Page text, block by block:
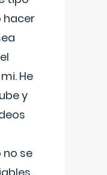
hacer
He
y
se